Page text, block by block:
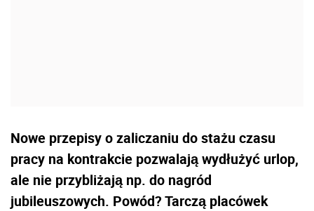
Nowe przepisy o zaliczaniu do stażu czasu
pracy na kontrakcie pozwalają wydłużyć urlop,
ale nie przybliżają np. do nagród
jubileuszowych. Powód? Tarczą placówek